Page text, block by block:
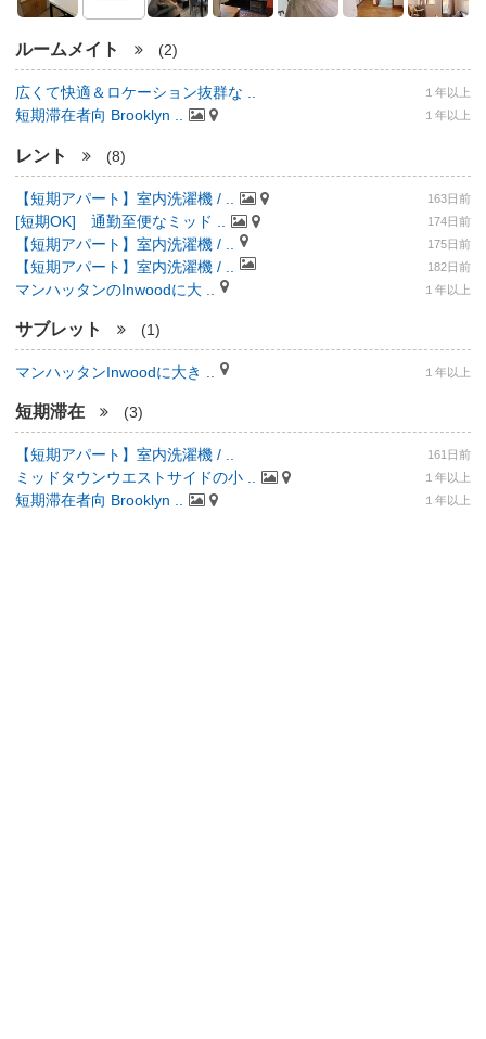
ルームメイト (2)
広くて快適＆ロケーション抜群な .. １年以上
短期滞在者向 Brooklyn .. １年以上
レント (8)
【短期アパート】室内洗濯機 / .. 163日前
[短期OK] 通勤至便なミッド .. 174日前
【短期アパート】室内洗濯機 / .. 175日前
【短期アパート】室内洗濯機 / .. 182日前
マンハッタンのInwoodに大 .. １年以上
サブレット (1)
マンハッタンInwoodに大き .. １年以上
短期滞在 (3)
【短期アパート】室内洗濯機 / .. 161日前
ミッドタウンウエストサイドの小 .. １年以上
短期滞在者向 Brooklyn .. １年以上